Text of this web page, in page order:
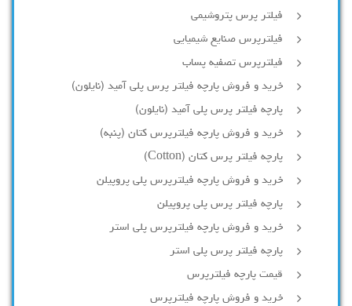
فیلتر پرس پتروشیمی
فیلترپرس صنایع شیمیایی
فیلترپرس تصفیه پساب
خرید و فروش پارچه فیلتر پرس پلی آمید (نایلون)
پارچه فیلتر پرس پلی آمید (نایلون)
خرید و فروش پارچه فیلترپرس کتان (پنبه)
پارچه فیلتر پرس کتان (Cotton)
خرید و فروش پارچه فیلترپرس پلی پروپیلن
پارچه فیلتر پرس پلی پروپیلن
خرید و فروش پارچه فیلترپرس پلی استر
پارچه فیلتر پرس پلی استر
قیمت پارچه فیلترپرس
خرید و فروش پارچه فیلترپرس